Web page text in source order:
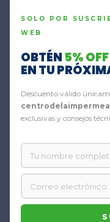
SOLO POR
WEB
OBTÉN 5% OFF
EN TU
Descuento válido
exclusivas y consejos
• Aplicación
llana en capas
almacenado en
• Se